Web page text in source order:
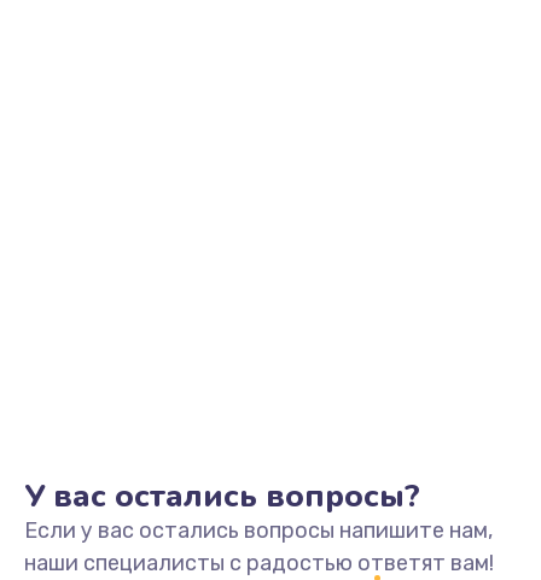
Замена/Pемонт карбюратора
1300 руб.
У вас остались вопросы?
Если у вас остались вопросы напишите нам,
наши специалисты с радостью ответят вам!